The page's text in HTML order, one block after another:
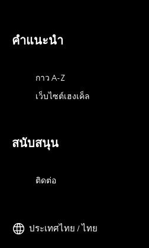
คำแนะนำ
กาว A-Z
เว็บไซต์เฮงเค็ล
สนับสนุน
ติดต่อ
ประเทศไทย / ไทย